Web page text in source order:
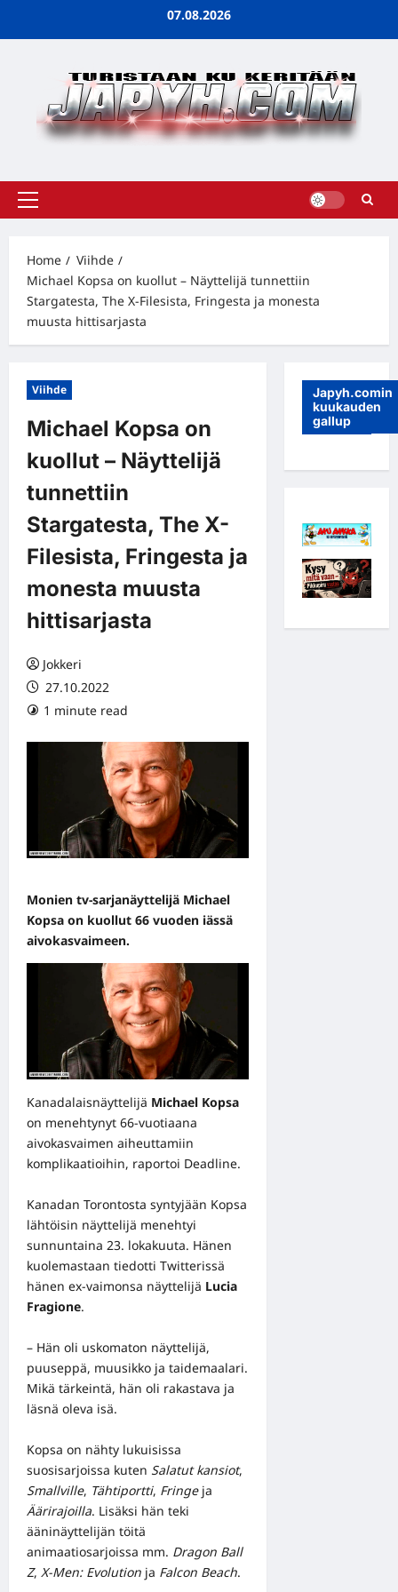
07.08.2026
Primary
Home
Viihde
Michael Kopsa on kuollut – Näyttelijä tunnettiin
Stargatesta, The X-Filesista, Fringesta ja monesta
muusta hittisarjasta
Viihde
Michael Kopsa on
kuollut – Näyttelijä
tunnettiin
Stargatesta, The X-
Filesista, Fringesta ja
monesta muusta
hittisarjasta
Jokkeri
27.10.2022
1 minute read
Monien tv-sarjanäyttelijä Michael
Kopsa on kuollut 66 vuoden iässä
aivokasvaimeen.
Kanadalaisnäyttelijä Michael Kopsa
on menehtynyt 66-vuotiaana
aivokasvaimen aiheuttamiin
komplikaatioihin, raportoi Deadline.
Kanadan Torontosta syntyjään Kopsa
lähtöisin näyttelijä menehtyi
sunnuntaina 23. lokakuuta. Hänen
kuolemastaan tiedotti Twitterissä
hänen ex-vaimonsa näyttelijä Lucia
Fragione.
– Hän oli uskomaton näyttelijä,
puuseppä, muusikko ja taidemaalari.
Mikä tärkeintä, hän oli rakastava ja
läsnä oleva isä.
Kopsa on nähty lukuisissa
suosisarjoissa kuten Salatut kansiot,
Smallville, Tähtiportti, Fringeja
Äärirajoilla. Lisäksi hän teki
ääninäyttelijän töitä
animaatiosarjoissa mm. Dragon Ball
Z, X-Men: Evolution ja Falcon Beach.
Japyh.comin
kuukauden
gallup